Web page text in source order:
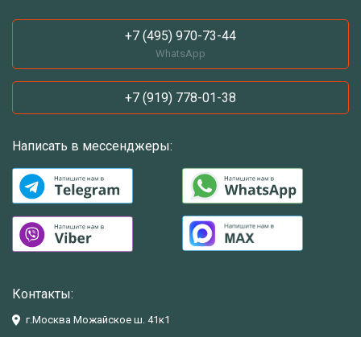
+7 (495) 970-73-44
WhatsApp
+7 (919) 778-01-38
Написать в мессенджеры:
Контакты:
г.Москва Можайское ш. 41к1